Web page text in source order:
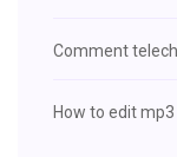
Comment
How to edit